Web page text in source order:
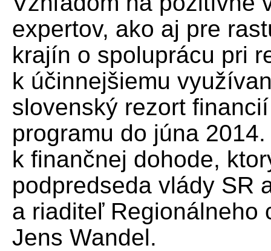
expertov, ako aj pre
krajín o spoluprácu pri
k účinnejšiemu
slovenský rezort
programu do júna
k finančnej dohode,
podpredseda vlády SR
a riaditeľ Regionálneho
Jens Wandel.